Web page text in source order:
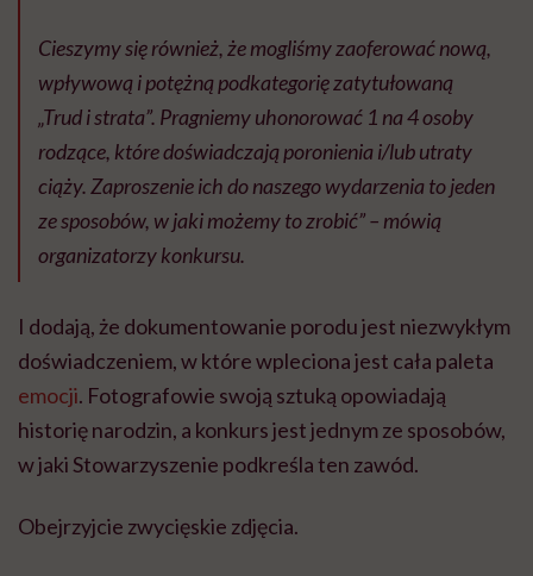
Cieszymy się również, że mogliśmy zaoferować nową,
wpływową i potężną podkategorię zatytułowaną
„Trud i strata”. Pragniemy uhonorować 1 na 4 osoby
rodzące, które doświadczają poronienia i/lub utraty
ciąży. Zaproszenie ich do naszego wydarzenia to jeden
ze sposobów, w jaki możemy to zrobić” – mówią
organizatorzy konkursu.
I dodają, że dokumentowanie porodu jest niezwykłym
doświadczeniem, w które wpleciona jest cała paleta
emocji. Fotografowie swoją sztuką opowiadają
historię narodzin, a konkurs jest jednym ze sposobów,
w jaki Stowarzyszenie podkreśla ten zawód.
Obejrzyjcie zwycięskie zdjęcia.